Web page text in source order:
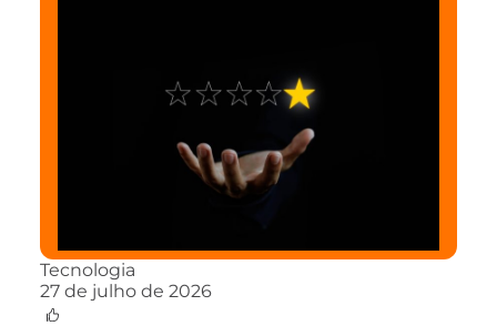
Tecnologia
27 de julho de 2026